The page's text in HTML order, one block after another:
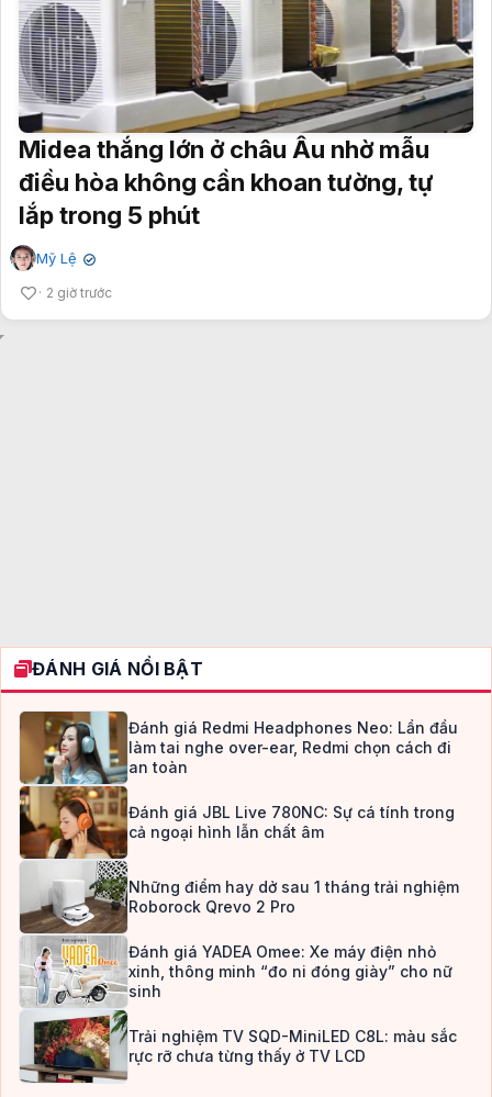
Midea thắng lớn ở châu Âu nhờ mẫu
điều hòa không cần khoan tường, tự
lắp trong 5 phút
Mỹ Lệ ✔
2 giờ trước
ĐÁNH GIÁ NỔI BẬT
Đánh giá Redmi Headphones Neo: Lần đầu
làm tai nghe over-ear, Redmi chọn cách đi
an toàn
Đánh giá JBL Live 780NC: Sự cá tính trong
cả ngoại hình lẫn chất âm
Những điểm hay dở sau 1 tháng trải nghiệm
Roborock Qrevo 2 Pro
Đánh giá YADEA Omee: Xe máy điện nhỏ
xinh, thông minh “đo ni đóng giày” cho nữ
sinh
Trải nghiệm TV SQD-MiniLED C8L: màu sắc
rực rỡ chưa từng thấy ở TV LCD